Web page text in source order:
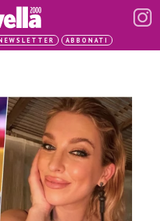
ABBONATI